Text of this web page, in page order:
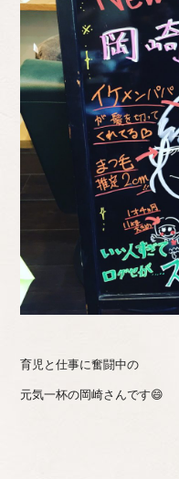
育児と仕事に奮闘中の
元気一杯の岡崎さんです😄